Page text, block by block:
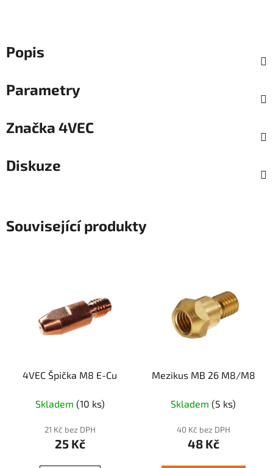
Popis
Parametry
Značka 4VEC
Diskuze
Související produkty
4VEC Špička M8 E-Cu
Skladem (10 ks)
21 Kč bez DPH
25 Kč
Mezikus MB 26 M8/M8
Skladem (5 ks)
40 Kč bez DPH
48 Kč